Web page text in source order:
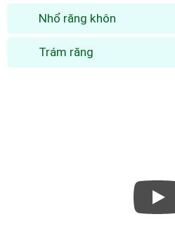
Nhổ răng khôn
Trám răng